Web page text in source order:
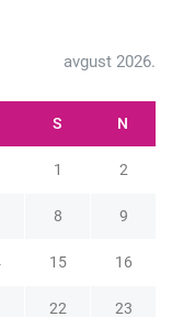
avgust 2026.
S N
1 2
8 9
15 16
22 23